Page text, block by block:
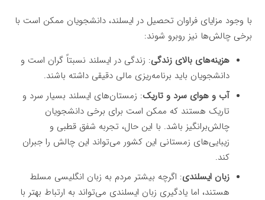
با وجود مزایای فراوان تحصیل در ایسلند، دانشجویان ممکن است با
برخی چالش‌ها نیز روبرو شوند:
هزینه‌های بالای زندگی: زندگی در ایسلند نسبتاً گران است و
دانشجویان باید برنامه‌ریزی مالی دقیقی داشته باشند.
آب و هوای سرد و تاریک: زمستان‌های ایسلند بسیار سرد و
تاریک هستند که ممکن است برای برخی دانشجویان
چالش‌برانگیز باشد. با این حال، تجربه شفق قطبی و
زیبایی‌های زمستانی این کشور می‌تواند این چالش را جبران
کند.
زبان ایسلندی: اگرچه بیشتر مردم به زبان انگلیسی مسلط
هستند، اما یادگیری زبان ایسلندی می‌تواند به ارتباط بهتر با